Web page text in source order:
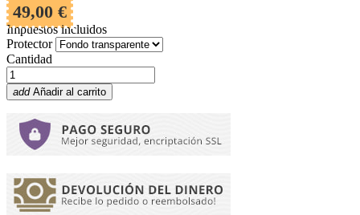
49,00 €
Impuestos incluidos
Protector
Cantidad
add Añadir al carrito